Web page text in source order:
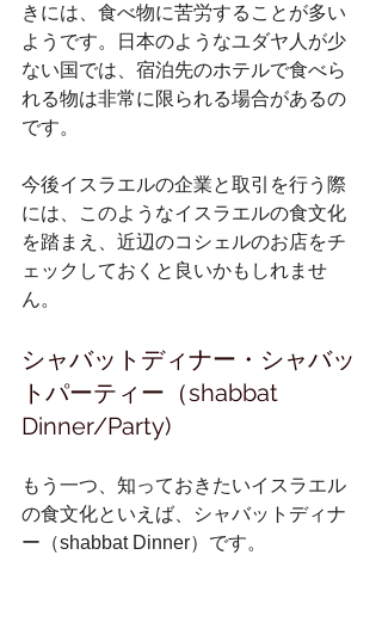
きには、食べ物に苦労することが多い
ようです。日本のようなユダヤ人が少
ない国では、宿泊先のホテルで食べら
れる物は非常に限られる場合があるの
です。
今後イスラエルの企業と取引を行う際
には、このようなイスラエルの食文化
を踏まえ、近辺のコシェルのお店をチ
ェックしておくと良いかもしれませ
ん。
シャバットディナー・シャバッ
トパーティー（shabbat
Dinner/Party)
もう一つ、知っておきたいイスラエル
の食文化といえば、シャバットディナ
ー（shabbat Dinner）です。